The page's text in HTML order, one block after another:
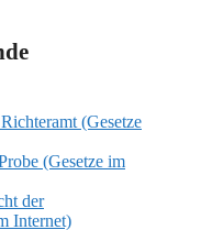
(Gesetze
(Gesetze im
der
Internet)